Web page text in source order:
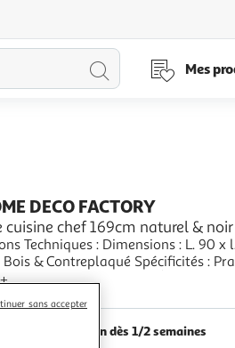
Lancer
Mes
DECO FACTORY
cuisine chef 169cm naturel & noir
Techniques : Dimensions : L. 90 x
Bois & Contreplaqué Spécificités :
3 Tiroirs, 2 Portes & Étagères
colis : 2 Poids : 49,5 kg Couleur :
Livraison dès 1/2 semaines
sans accepter